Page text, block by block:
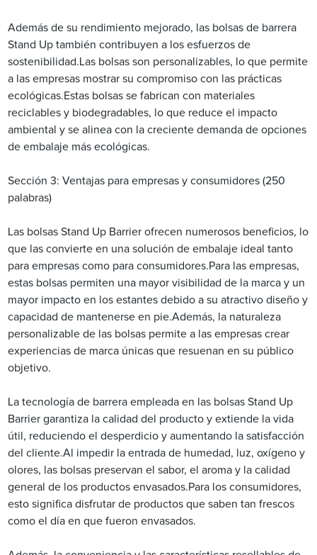
Además de su rendimiento mejorado, las bolsas de barrera
Stand Up también contribuyen a los esfuerzos de
sostenibilidad.Las bolsas son personalizables, lo que permite
a las empresas mostrar su compromiso con las prácticas
ecológicas.Estas bolsas se fabrican con materiales
reciclables y biodegradables, lo que reduce el impacto
ambiental y se alinea con la creciente demanda de opciones
de embalaje más ecológicas.
Sección 3: Ventajas para empresas y consumidores (250
palabras)
Las bolsas Stand Up Barrier ofrecen numerosos beneficios, lo
que las convierte en una solución de embalaje ideal tanto
para empresas como para consumidores.Para las empresas,
estas bolsas permiten una mayor visibilidad de la marca y un
mayor impacto en los estantes debido a su atractivo diseño y
capacidad de mantenerse en pie.Además, la naturaleza
personalizable de las bolsas permite a las empresas crear
experiencias de marca únicas que resuenan en su público
objetivo.
La tecnología de barrera empleada en las bolsas Stand Up
Barrier garantiza la calidad del producto y extiende la vida
útil, reduciendo el desperdicio y aumentando la satisfacción
del cliente.Al impedir la entrada de humedad, luz, oxígeno y
olores, las bolsas preservan el sabor, el aroma y la calidad
general de los productos envasados.Para los consumidores,
esto significa disfrutar de productos que saben tan frescos
como el día en que fueron envasados.